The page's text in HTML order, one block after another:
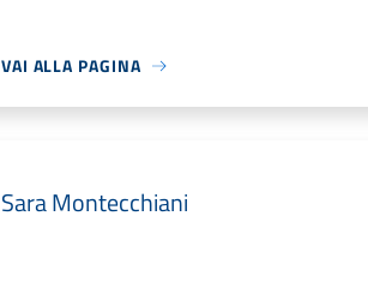
VAI ALLA PAGINA
Sara Montecchiani